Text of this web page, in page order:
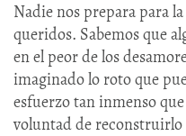
Nadie nos prepara para
queridos. Sabemos que
en el peor de los
imaginado lo roto que
esfuerzo tan inmenso
voluntad de reconstruirlo